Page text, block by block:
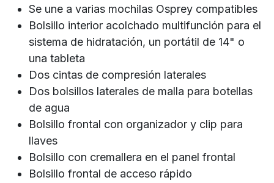
Se une a varias mochilas Osprey compatibles
Bolsillo interior acolchado multifunción para el
sistema de hidratación, un portátil de 14" o
una tableta
Dos cintas de compresión laterales
Dos bolsillos laterales de malla para botellas
de agua
Bolsillo frontal con organizador y clip para
llaves
Bolsillo con cremallera en el panel frontal
Bolsillo frontal de acceso rápido